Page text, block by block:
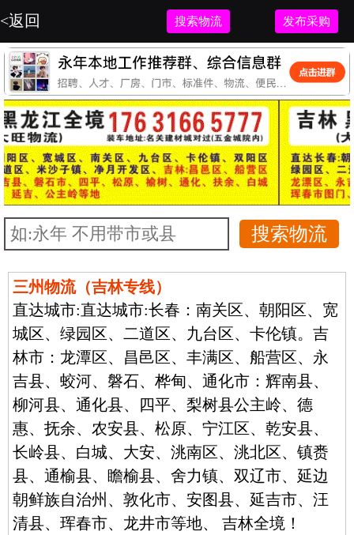
<返回 搜索物流 发布采购
三州物流（吉林专线）
直达城市:直达城市:长春：南关区、朝阳区、宽
城区、绿园区、二道区、九台区、卡伦镇。吉
林市：龙潭区、昌邑区、丰满区、船营区、永
吉县、蛟河、磐石、桦甸、通化市：辉南县、
柳河县、通化县、四平、梨树县公主岭、德
惠、抚余、农安县、松原、宁江区、乾安县、
长岭县、白城、大安、洮南区、洮北区、镇赉
县、通榆县、瞻榆县、舍力镇、双辽市、延边
朝鲜族自治州、敦化市、安图县、延吉市、汪
清县、珲春市、龙井市等地、 吉林全境！